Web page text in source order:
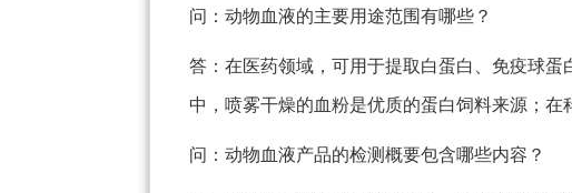
问：动物血液的主要用途范围有哪些？
答：在医药领域，可用于提取白蛋白、免疫球
中，喷雾干燥的血粉是优质的蛋白饲料来源；在
问：动物血液产品的检测概要包含哪些内容？